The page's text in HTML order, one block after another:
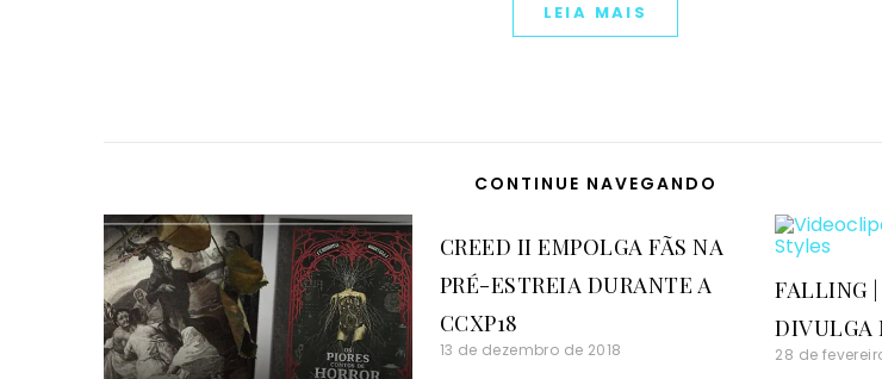
LEIA MAIS
CONTINUE NAVEGANDO
CREED II EMPOLGA FÃS NA
PRÉ-ESTREIA DURANTE A
CCXP18
13 de dezembro de 2018
FALLING |
DIVULGA
28 de